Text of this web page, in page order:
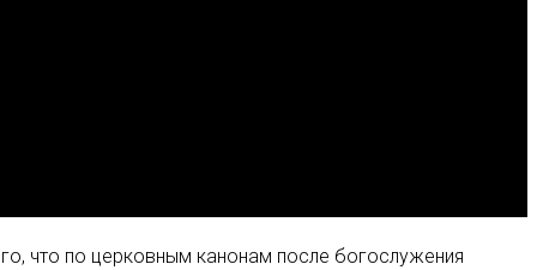
что по церковным канонам после богослужения